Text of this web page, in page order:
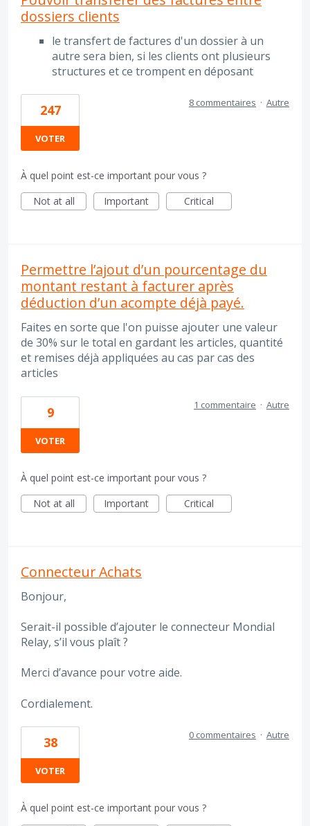
dossiers clients
le transfert de factures d'un dossier à un
autre sera bien, si les clients ont plusieurs
structures et ce trompent en déposant
247
VOTER
8 commentaires · Autre
À quel point est-ce important pour vous ?
Not at all
Important Critical
Permettre l’ajout d’un pourcentage du
montant restant à facturer après
déduction d’un acompte déjà payé.
Faites en sorte que l'on puisse ajouter une valeur
de 30% sur le total en gardant les articles, quantité
et remises déjà appliquées au cas par cas des
articles
9
VOTER
1 commentaire · Autre
À quel point est-ce important pour vous ?
Not at all
Important Critical
Connecteur Achats
Bonjour,
Serait-il possible d’ajouter le connecteur Mondial
Relay, s’il vous plaît ?
Merci d’avance pour votre aide.
Cordialement.
38
VOTER
0 commentaires · Autre
À quel point est-ce important pour vous ?